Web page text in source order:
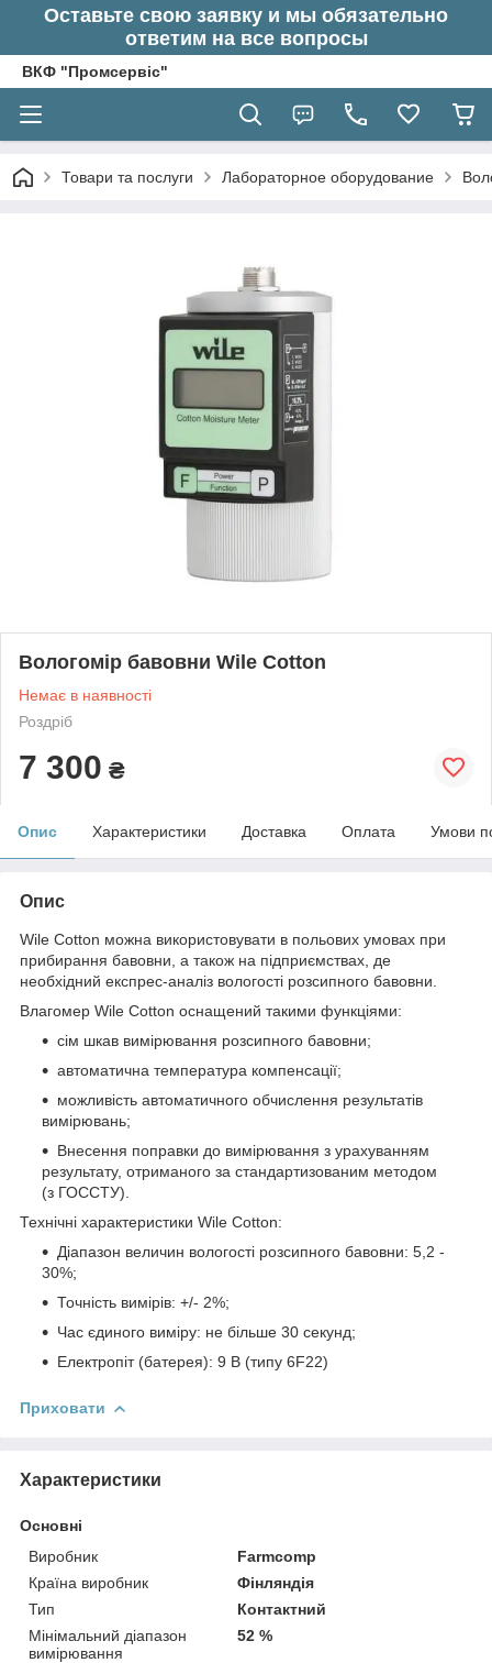
Оставьте свою заявку и мы обязательно
ответим на все вопросы
ВКФ "Промсервіс"
Товари та послуги Лабораторное оборудование
Вологомір бавовни Wile Cotton
Немає в наявності
Роздріб
7 300 ₴
Опис Характеристики Доставка Оплата Умови
Опис
Wile Cotton можна використовувати в польових умовах при
прибирання бавовни, а також на підприємствах, де
необхідний експрес-аналіз вологості розсипного бавовни.
Влагомер Wile Cotton оснащений такими функціями:
сім шкав вимірювання розсипного бавовни;
автоматична температура компенсації;
можливість автоматичного обчислення результатів
вимірювань;
Внесення поправки до вимірювання з урахуванням
результату, отриманого за стандартизованим методом
(з ГОССТУ).
Технічні характеристики Wile Cotton:
Діапазон величин вологості розсипного бавовни: 5,2 -
30%;
Точність вимірів: +/- 2%;
Час єдиного виміру: не більше 30 секунд;
Електропіт (батерея): 9 В (типу 6F22)
Приховати
Характеристики
Основні
Виробник
Farmcomp
Країна виробник
Фінляндія
Тип
Контактний
Мінімальний діапазон
вимірювання
52 %